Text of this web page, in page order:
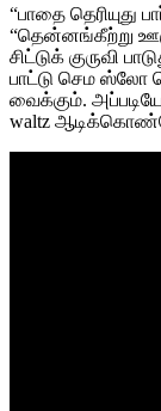
“பாதை தெரியுது
“தென்னங்கீற்று
சிட்டுக் குருவி
பாட்டு செம ஸ்லோ
வைக்கும்.
waltz